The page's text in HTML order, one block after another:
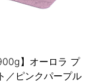
】オーロラ プ
／ピンクパープル